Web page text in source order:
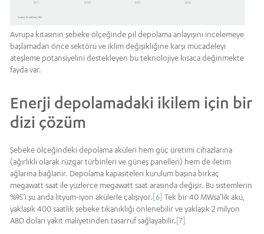
Avrupa kıtasının şebeke ölçeğinde pil depolama anlayışını incelemeye
başlamadan önce sektörü ve iklim değişikliğine karşı mücadeleyi
ateşleme potansiyelini destekleyen bu teknolojiye kısaca değinmekte
fayda var.
Enerji depolamadaki ikilem için bir
dizi çözüm
Şebeke ölçeğindeki depolama aküleri hem güç üretimi cihazlarına
(ağırlıklı olarak rüzgar türbinleri ve güneş panelleri) hem de iletim
ağlarına bağlanır. Depolama kapasiteleri kurulum başına birkaç
megawatt saat ile yüzlerce megawatt saat arasında değişir. Bu sistemlerin
%95’i şu anda lityum-iyon akülerle çalışıyor.[6] Tek bir 40 MWsa’lik akü,
yaklaşık 400 saatlik şebeke tıkanıklığı önlenebilir ve yaklaşık 2 milyon
ABD doları yakıt maliyetinden tasarruf sağlayabilir.[7]